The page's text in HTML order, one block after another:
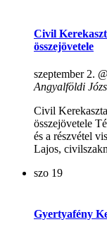
Civil
összejövetele
szeptember 2.
Angyalföldi
Civil
összejövetele
és a részvétel
Lajos,
szo 19
Gyertyafény